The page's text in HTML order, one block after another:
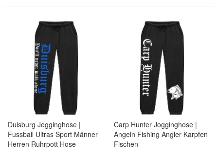
Duisburg Jogginghose |
Fussball Ultras Sport Männer
Herren Ruhrpott Hose
Carp Hunter Jogginghose |
Angeln Fishing Angler Karpfen
Fischen